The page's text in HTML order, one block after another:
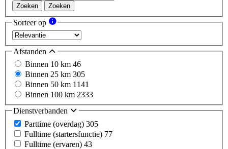
Zoeken Zoeken
Sorteer op
Afstanden
Binnen 10 km 46
Binnen 25 km 305
Binnen 50 km 1141
Binnen 100 km 2333
Dienstverbanden
Parttime (overdag) 305
Fulltime (startersfunctie) 77
Fulltime (ervaren) 43